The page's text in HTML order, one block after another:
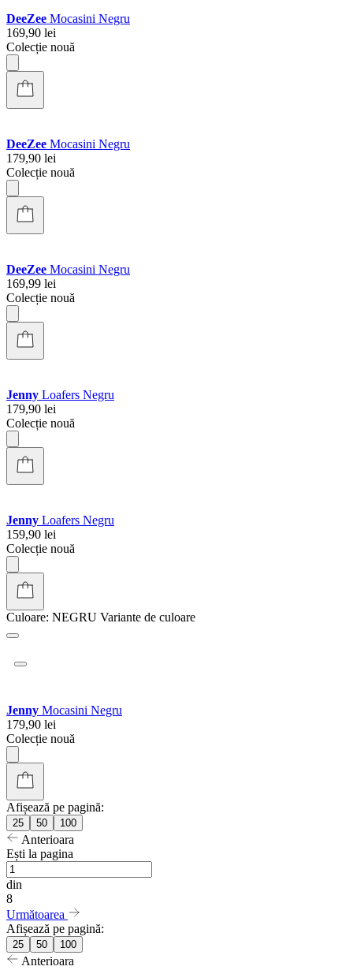
Badura Loafers Negru
369,90 lei
Colecție nouă
Culoare:NEGRUVariante de culoare